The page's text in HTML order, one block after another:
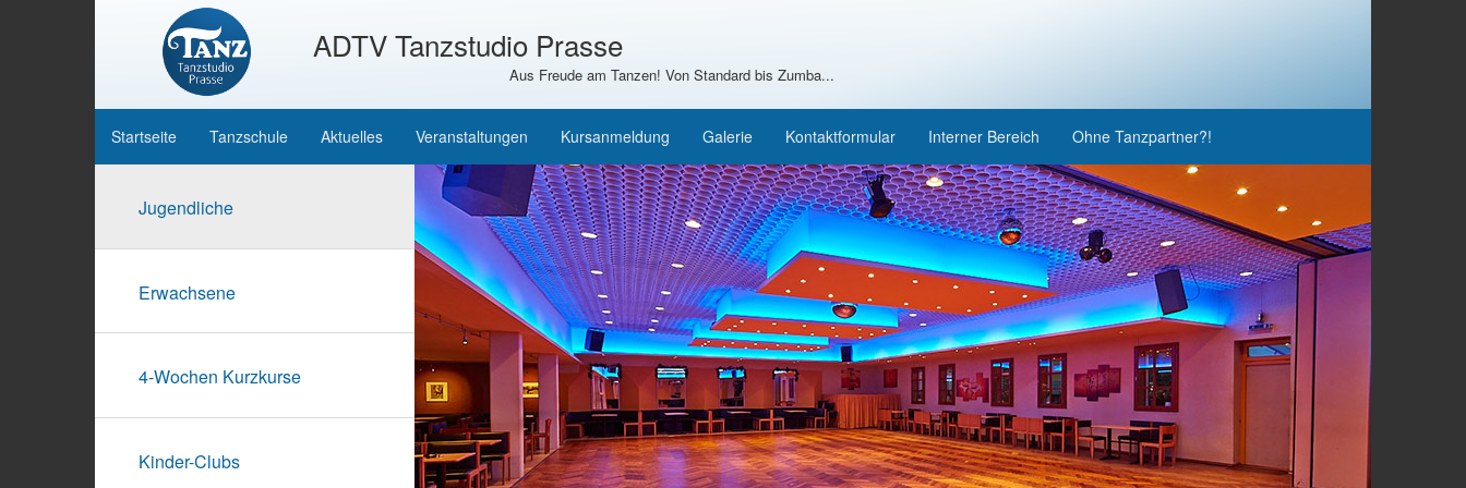
ADTV Tanzstudio Prasse
Aus Freude am Tanzen! Von Standard bis Zumba...
Startseite Tanzschule Aktuelles Veranstaltungen Kursanmeldung Galerie Kontaktformular Interner Bereich Ohne Tanzpartner?!
Jugendliche
Erwachsene
4-Wochen Kurzkurse
Kinder-Clubs